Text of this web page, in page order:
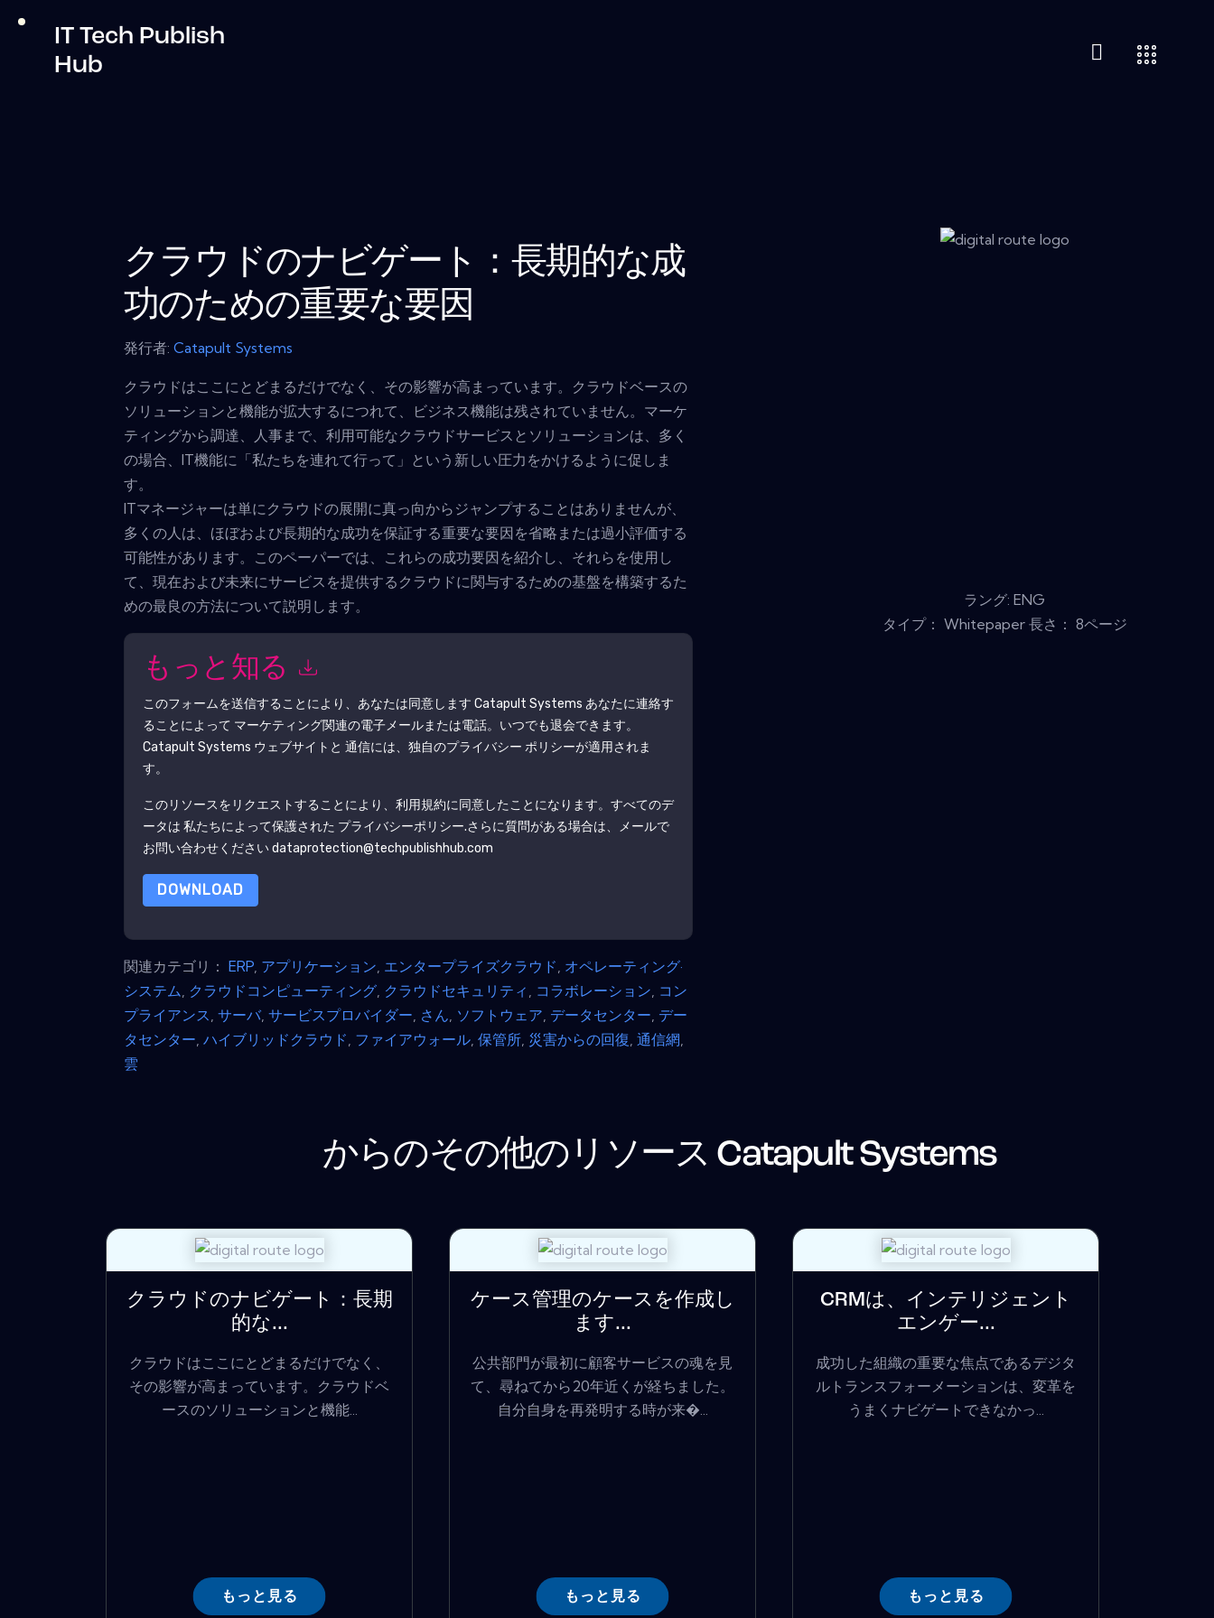
IT Tech Publish
Hub
クラウドのナビゲート：長期的な成
功のための重要な要因
発行者: Catapult Systems
クラウドはここにとどまるだけでなく、その影響が高まっています。クラウドベースの
ソリューションと機能が拡大するにつれて、ビジネス機能は残されていません。マーケ
ティングから調達、人事まで、利用可能なクラウドサービスとソリューションは、多く
の場合、IT機能に「私たちを連れて行って」という新しい圧力をかけるように促しま
す。
ITマネージャーは単にクラウドの展開に真っ向からジャンプすることはありませんが、
多くの人は、ほぼおよび長期的な成功を保証する重要な要因を省略または過小評価する
可能性があります。このペーパーでは、これらの成功要因を紹介し、それらを使用し
て、現在および未来にサービスを提供するクラウドに関与するための基盤を構築するた
めの最良の方法について説明します。
もっと知る
このフォームを送信することにより、あなたは同意します Catapult Systems あなたに連絡す
ることによって マーケティング関連の電子メールまたは電話。いつでも退会できます。
Catapult Systems ウェブサイトと 通信には、独自のプライバシー ポリシーが適用されま
す。
このリソースをリクエストすることにより、利用規約に同意したことになります。すべてのデ
ータは 私たちによって保護された プライバシーポリシー.さらに質問がある場合は、メールで
お問い合わせください dataprotection@techpublishhub.com
DOWNLOAD
関連カテゴリ： ERP アプリケーション エンタープライズクラウド オペレーティング·
システム クラウドコンピューティング クラウドセキュリティ コラボレーション コン
プライアンス サーバ, サービスプロバイダー さん ソフトウェア データセンター デー
タセンター ハイブリッドクラウド ファイアウォール 保管所 災害からの回復 通信網
雲
ラング: ENG
タイプ： Whitepaper 長さ： 8ページ
からのその他のリソース Catapult Systems
クラウドのナビゲート：長期
的な...
クラウドはここにとどまるだけでなく、
その影響が高まっています。クラウドベ
ースのソリューションと機能...
もっと見る
ケース管理のケースを作成し
ます...
公共部門が最初に顧客サービスの魂を見
て、尋ねてから20年近くが経ちました。
自分自身を再発明する時が来�...
もっと見る
CRMは、インテリジェント
エンゲー...
成功した組織の重要な焦点であるデジタ
ルトランスフォーメーションは、変革を
うまくナビゲートできなかっ...
もっと見る